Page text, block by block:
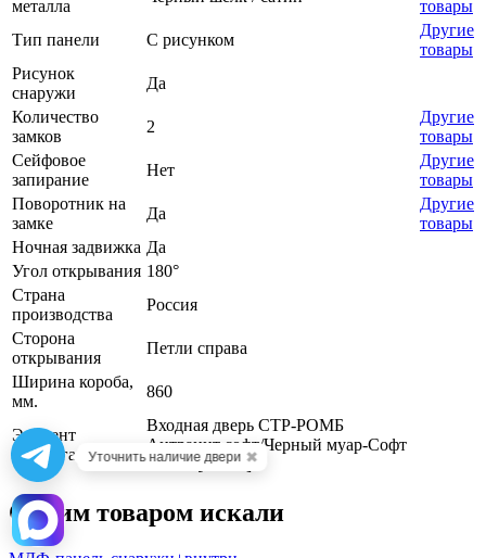
металла
товары
Тип панели
С рисунком
Другие
товары
Рисунок
снаружи
Да
Количество
замков
2
Другие
товары
Сейфовое
запирание
Нет
Другие
товары
Поворотник на
замке
Да
Другие
товары
Ночная задвижка Да
Угол открывания 180°
Страна
производства
Россия
Сторона
открывания
Петли справа
Ширина короба,
мм.
860
Элемент
каталога
Входная дверь СТР-РОМБ
Антрацит софт/Черный муар-Софт
белый [10555]
C этим товаром искали
Уточнить наличие двери ✖